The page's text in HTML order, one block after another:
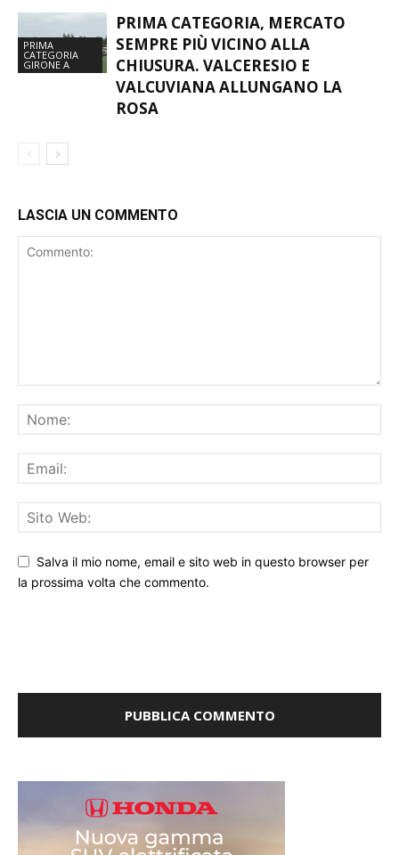
PRIMA
CATEGORIA
GIRONE A
PRIMA CATEGORIA, MERCATO
SEMPRE PIÙ VICINO ALLA
CHIUSURA. VALCERESIO E
VALCUVIANA ALLUNGANO LA
ROSA
LASCIA UN COMMENTO
Salva il mio nome, email e sito web in questo browser per
la prossima volta che commento.